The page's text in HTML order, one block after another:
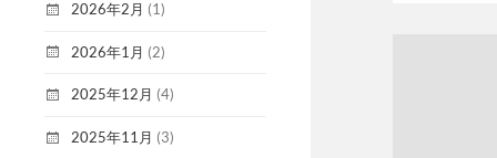
2026年2月 (1)
2026年1月 (2)
2025年12月 (4)
2025年11月 (3)